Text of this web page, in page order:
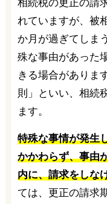
相続税の更正の請
れていますが、被
か月が過ぎてしま
殊な事由があった
きる場合がありま
則」といい、相続
ます。
特殊な事情が発生
かかわらず、事由
内に、請求をしな
ては、更正の請求